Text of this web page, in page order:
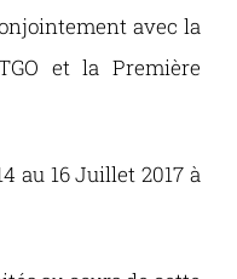
avec la
et la Première
au 16 Juillet 2017 à